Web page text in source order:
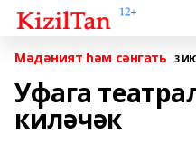
Мәдәният һәм сәнгать 3
Уфага
киләчәк